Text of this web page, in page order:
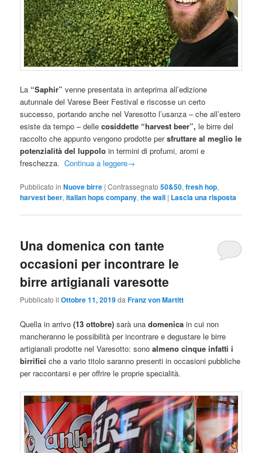
La “Saphir” venne presentata in anteprima all’edizione
autunnale del Varese Beer Festival e riscosse un certo
successo, portando anche nel Varesotto l’usanza – che all’estero
esiste da tempo – dellecosiddette “harvest beer”, le birre del
raccolto che appunto vengono prodotte persfruttare al meglio le
potenzialità del luppolo in termini di profumi, aromi e
freschezza.Continua a leggere→
Pubblicato in Nuove birre |Contrassegnato 50&50,fresh hop,
harvest beer,italian hops company,the wall | Lascia una risposta
Una domenica con tante
occasioni per incontrare le
birre artigianali varesotte
Pubblicato ilOttobre 11, 2019daFranz von Martitt
Quella in arrivo(13 ottobre) sarà unadomenica in cui non
mancheranno le possibilità per incontrare e degustare le birre
artigianali prodotte nel Varesotto: sonoalmeno cinque infatti i
birrifici che a vario titolo saranno presenti in occasioni pubbliche
per raccontarsi e per offrire le proprie specialità.